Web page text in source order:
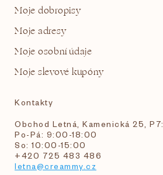
Moje dobropisy
Moje adresy
Moje osobní údaje
Moje slevové kupóny
Kontakty
Obchod Letná, Kamenická 25, P7:
Po-Pá: 9:00-18:00
So: 10:00-15:00
+420 725 483 486
letna@creammy.cz